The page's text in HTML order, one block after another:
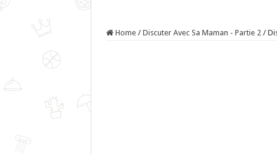
Home / Discuter Avec Sa Maman - Partie 2 /